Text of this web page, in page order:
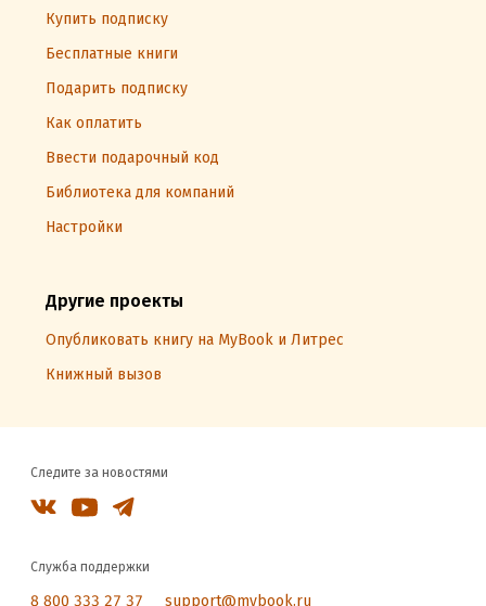
Купить подписку
Бесплатные книги
Подарить подписку
Как оплатить
Ввести подарочный код
Библиотека для компаний
Настройки
Другие проекты
Опубликовать книгу на MyBook и Литрес
Книжный вызов
Следите за новостями
Служба поддержки
8 800 333 27 37 support@mybook.ru